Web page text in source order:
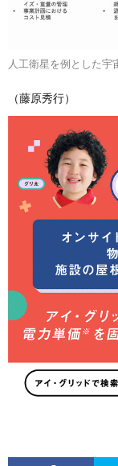
人工衛星を例とした宇
（藤原秀行）